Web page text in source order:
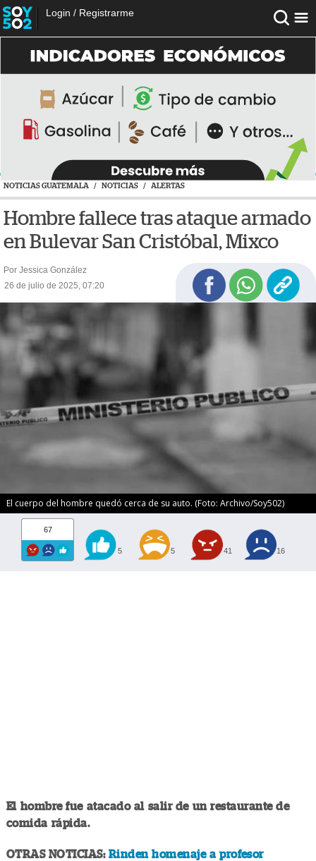
Login / Registrarme
NOTICIAS GUATEMALA / NOTICIAS / ALERTAS
Hombre fallece tras ataque armado
en Bulevar San Cristóbal, Mixco
Por Jessica González
26 de julio de 2025, 07:20
El cuerpo del hombre quedó cerca de su auto. (Foto: Archivo/Soy502)
67
5 5 41 16
El hombre fue atacado al salir de un restaurante de
comida rápida.
OTRAS NOTICIAS: Rinden homenaje a profesor